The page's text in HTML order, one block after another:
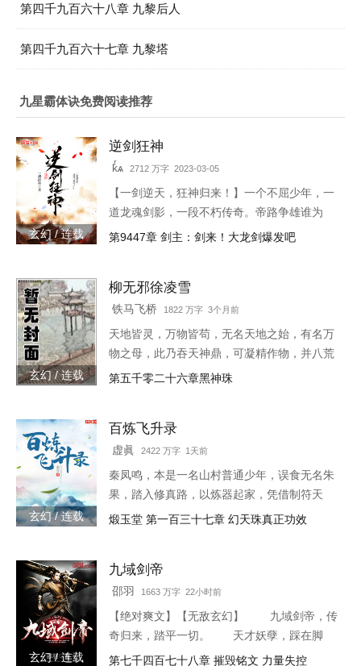
第四千九百六十八章 九黎后人
第四千九百六十七章 九黎塔
九星霸体诀免费阅读推荐
玄幻 / 连载
逆剑狂神
kͬѧ 2712 万字 2023-03-05
【一剑逆天，狂神归来！】一个不屈少年，一
道龙魂剑影，一段不朽传奇。帝路争雄谁为
峰，唯我林轩傲苍生！3w471-25091
第9447章 剑主：剑来！大龙剑爆发吧
玄幻 / 连载
柳无邪徐凌雪
铁马飞桥 1822 万字 3个月前
天地皆灵，万物皆苟，无名天地之始，有名万
物之母，此乃吞天神鼎，可凝精作物，并八荒
之心。得此鼎，吞四海，容八荒……一代邪
第五千零二十六章黑神珠
玄幻 / 连载
百炼飞升录
虚眞 2422 万字 1天前
秦凤鸣，本是一名山村普通少年，误食无名朱
果，踏入修真路，以炼器起家，凭借制符天
赋，只身闯荡荆棘密布的修仙界，本一切都顺
煅玉堂 第一百三十七章 幻天珠真正功效
玄幻 / 连载
九域剑帝
邵羽 1663 万字 22小时前
【绝对爽文】【无敌玄幻】 九域剑帝，传
奇归来，踏平一切。 天才妖孽，踩在脚
下，强者大能，挥手灭杀。 人不犯我，我
第七千四百七十八章 摧毁铭文 力量失控